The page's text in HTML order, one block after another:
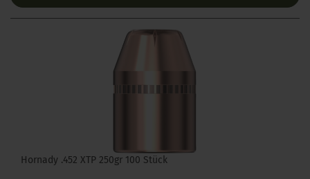
Hornady .452 XTP 250gr 100 Stück